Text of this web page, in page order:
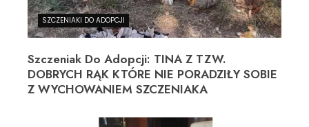
SZCZENIAKI DO ADOPCJI
Szczeniak Do Adopcji: TINA Z TZW.
DOBRYCH RĄK KTÓRE NIE PORADZIŁY SOBIE
Z WYCHOWANIEM SZCZENIAKA